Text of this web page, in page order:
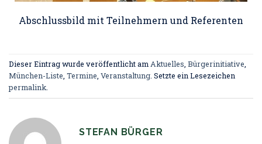
Abschlussbild mit Teilnehmern und Referenten
Dieser Eintrag wurde veröffentlicht amAktuelles, Bürgerinitiative,
München-Liste, Termine, Veranstaltung. Setzte ein Lesezeichen
permalink.
STEFAN BÜRGER